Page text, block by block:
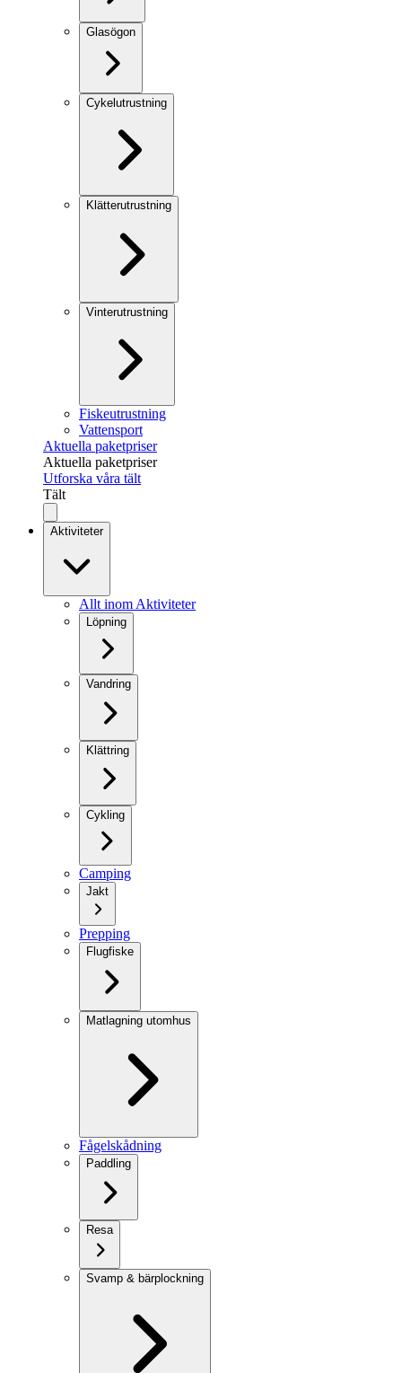
Glasögon
Cykelutrustning
Klätterutrustning
Vinterutrustning
Fiskeutrustning
Vattensport
Aktuella paketpriser
Aktuella paketpriser
Utforska våra tält
Tält
Aktiviteter
Allt inom Aktiviteter
Löpning
Vandring
Klättring
Cykling
Camping
Jakt
Prepping
Flugfiske
Matlagning utomhus
Fågelskådning
Paddling
Resa
Svamp & bärplockning